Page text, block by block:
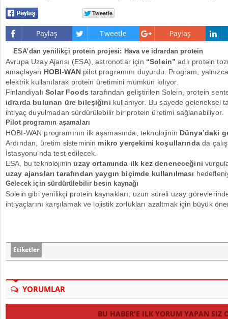
Paylaş Tweetle Paylaş
ESA’dan yenilikçi protein projesi: Hava ve idrardan protein
Avrupa Uzay Ajansı (ESA), astronotlar için “Solein” adlı protein
amaçlayan HOBI-WANpilot programını duyurdu. Program,
elektrik kullanılarak protein üretimini mümkün kılıyor.
FinlandiyalıSolar Foods tarafından geliştirilen Solein, protein
idrarda bulunan üre bileşiğini kullanıyor. Bu sayede geleneksel
ihtiyaç duyulmadan sürdürülebilir bir protein üretimi sağlanabiliyor.
Pilot programın aşamaları
HOBI-WAN programının ilk aşamasında, teknolojinin Dünya’daki
Ardından, üretim sisteminin mikro yerçekimi koşullarındada
İstasyonu’nda test edilecek.
ESA, bu teknolojinin uzay ortamında ilk kez deneneceğini
uzay ajansları tarafından yaygın biçimde kullanılması
Gelecek için sürdürülebilir besin kaynağı
Solein gibi yenilikçi protein kaynakları, uzun süreli uzay
ihtiyaçlarını karşılamak ve lojistik zorlukları azaltmak için büyük
Etiketler
YORUMLAR
BU HABER'E ILK YORUM YAPAN SIZ